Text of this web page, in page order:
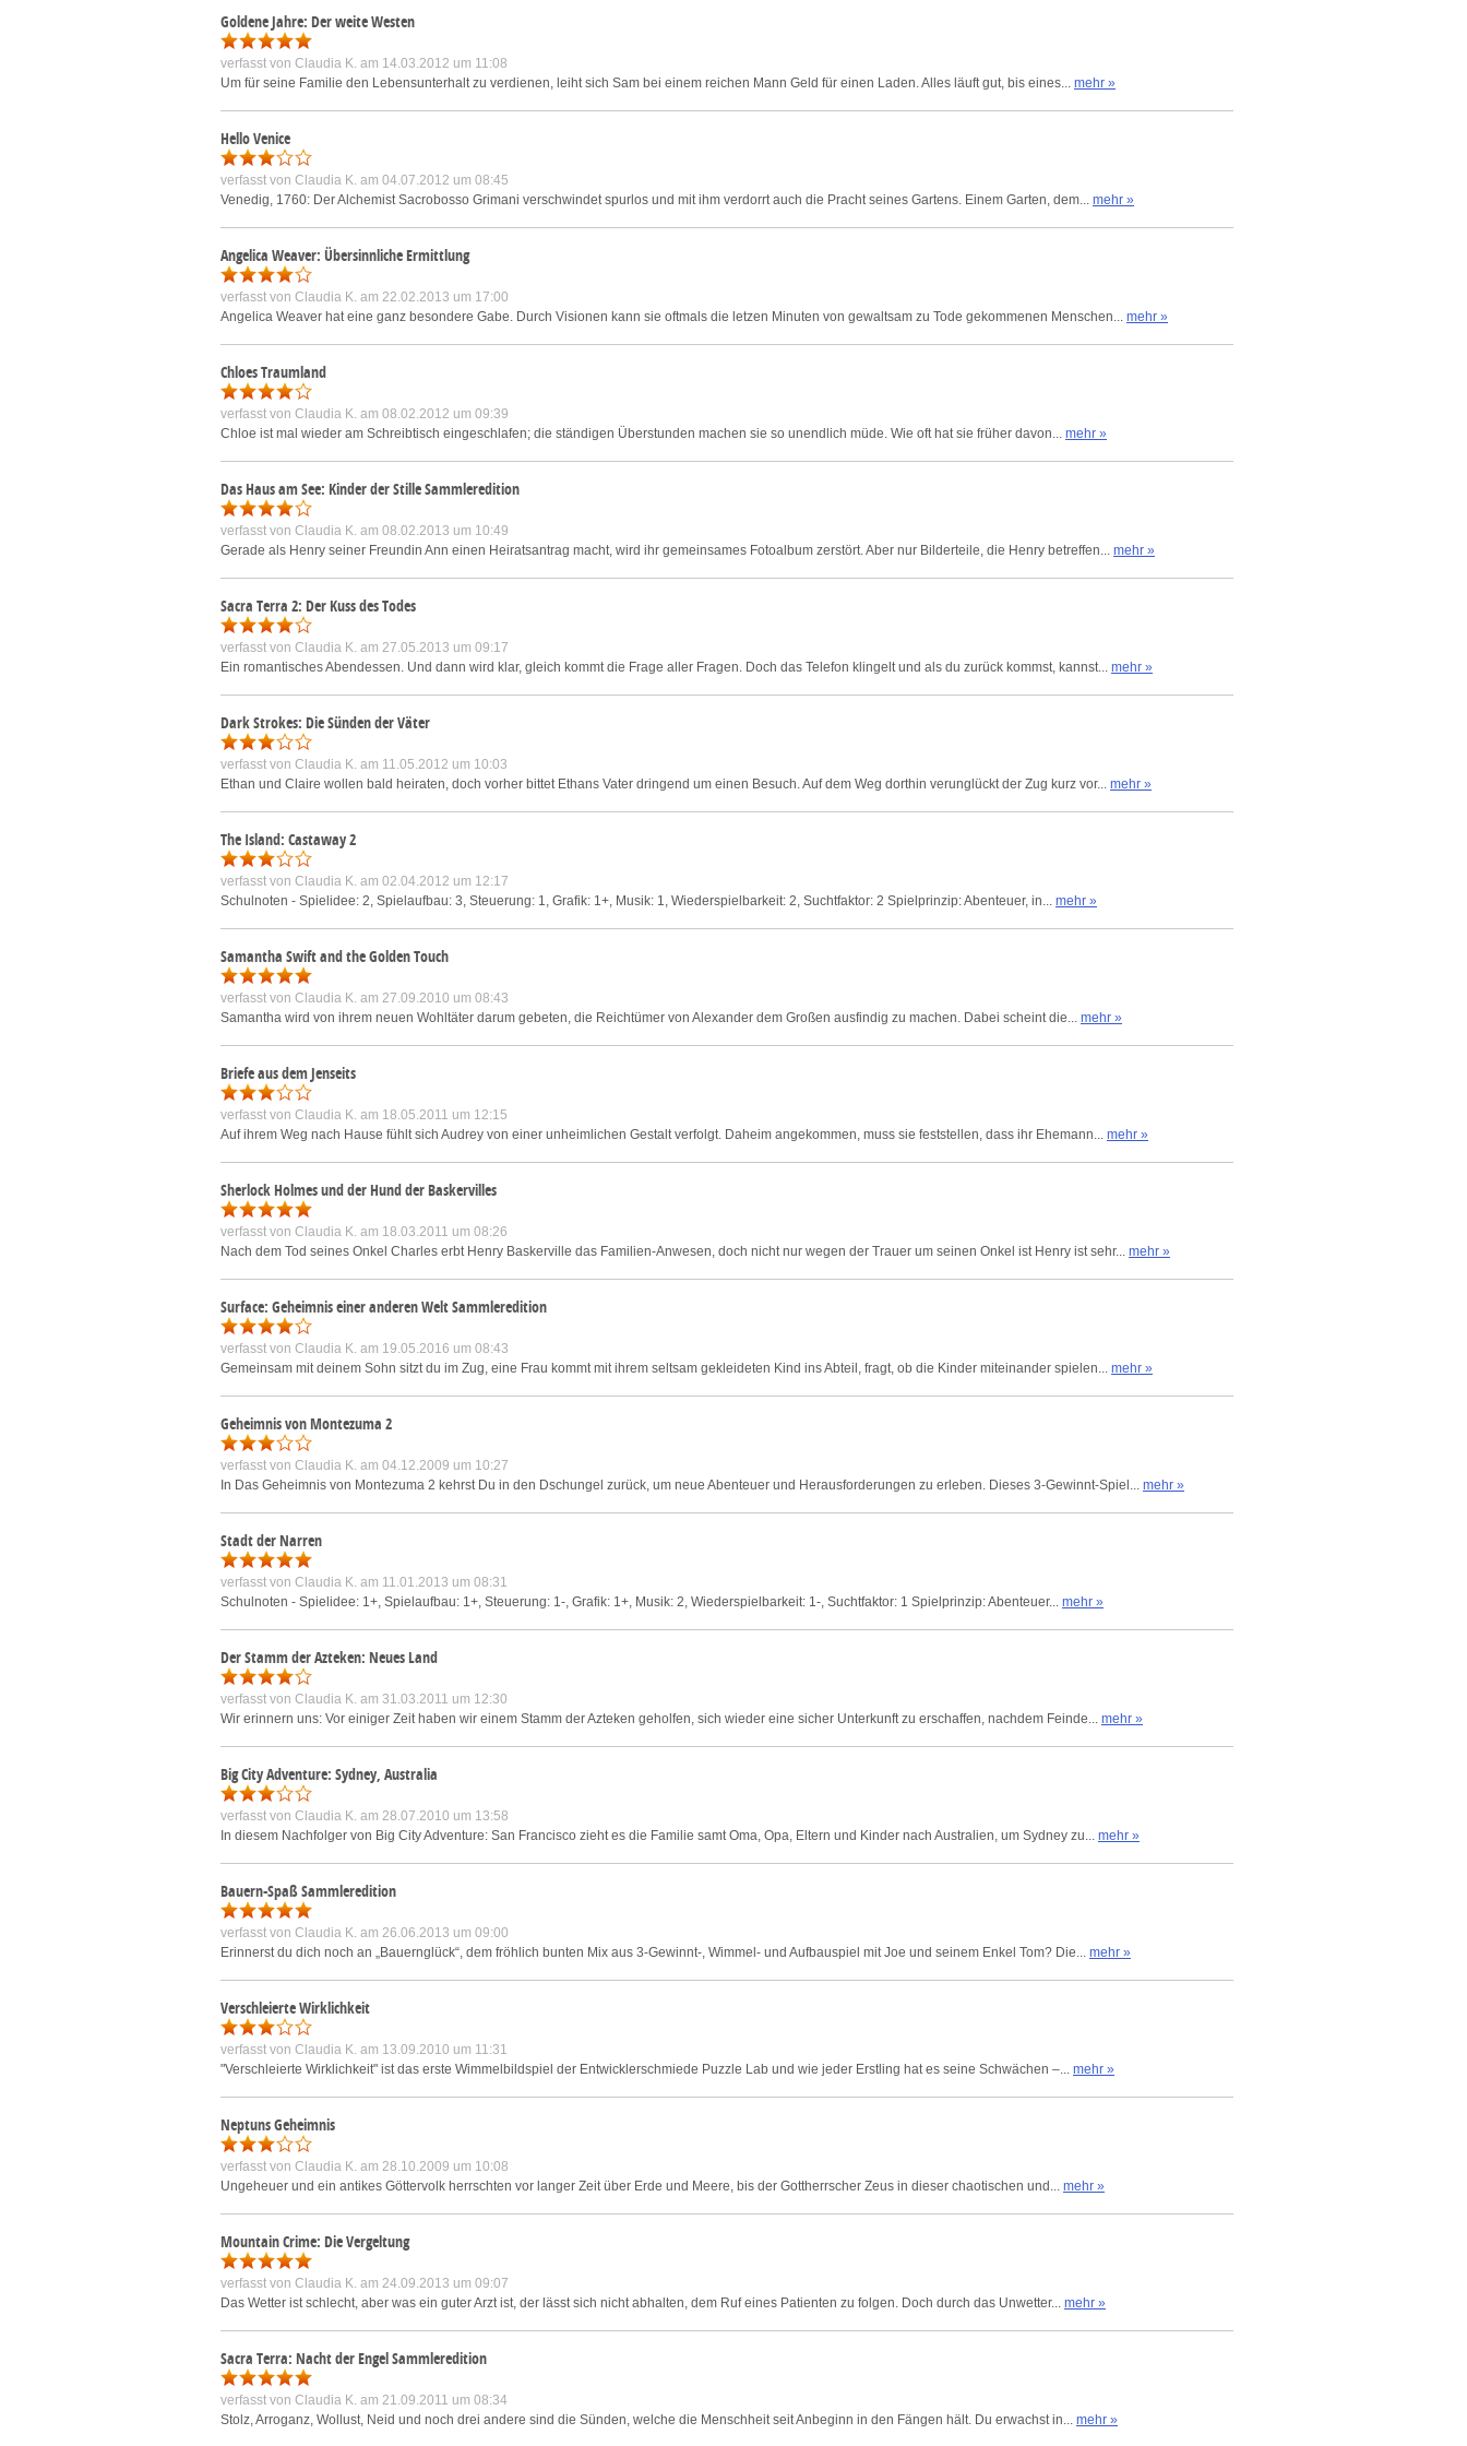
Goldene Jahre: Der weite Westen
verfasst von Claudia K. am 14.03.2012 um 11:08
Um für seine Familie den Lebensunterhalt zu verdienen, leiht sich Sam bei einem reichen Mann Geld für einen Laden. Alles läuft gut, bis eines... mehr »
Hello Venice
verfasst von Claudia K. am 04.07.2012 um 08:45
Venedig, 1760: Der Alchemist Sacrobosso Grimani verschwindet spurlos und mit ihm verdorrt auch die Pracht seines Gartens. Einem Garten, dem... mehr »
Angelica Weaver: Übersinnliche Ermittlung
verfasst von Claudia K. am 22.02.2013 um 17:00
Angelica Weaver hat eine ganz besondere Gabe. Durch Visionen kann sie oftmals die letzen Minuten von gewaltsam zu Tode gekommenen Menschen... mehr »
Chloes Traumland
verfasst von Claudia K. am 08.02.2012 um 09:39
Chloe ist mal wieder am Schreibtisch eingeschlafen; die ständigen Überstunden machen sie so unendlich müde. Wie oft hat sie früher davon... mehr »
Das Haus am See: Kinder der Stille Sammleredition
verfasst von Claudia K. am 08.02.2013 um 10:49
Gerade als Henry seiner Freundin Ann einen Heiratsantrag macht, wird ihr gemeinsames Fotoalbum zerstört. Aber nur Bilderteile, die Henry betreffen... mehr »
Sacra Terra 2: Der Kuss des Todes
verfasst von Claudia K. am 27.05.2013 um 09:17
Ein romantisches Abendessen. Und dann wird klar, gleich kommt die Frage aller Fragen. Doch das Telefon klingelt und als du zurück kommst, kannst... mehr »
Dark Strokes: Die Sünden der Väter
verfasst von Claudia K. am 11.05.2012 um 10:03
Ethan und Claire wollen bald heiraten, doch vorher bittet Ethans Vater dringend um einen Besuch. Auf dem Weg dorthin verunglückt der Zug kurz vor... mehr »
The Island: Castaway 2
verfasst von Claudia K. am 02.04.2012 um 12:17
Schulnoten - Spielidee: 2, Spielaufbau: 3, Steuerung: 1, Grafik: 1+, Musik: 1, Wiederspielbarkeit: 2, Suchtfaktor: 2 Spielprinzip: Abenteuer, in... mehr »
Samantha Swift and the Golden Touch
verfasst von Claudia K. am 27.09.2010 um 08:43
Samantha wird von ihrem neuen Wohltäter darum gebeten, die Reichtümer von Alexander dem Großen ausfindig zu machen. Dabei scheint die... mehr »
Briefe aus dem Jenseits
verfasst von Claudia K. am 18.05.2011 um 12:15
Auf ihrem Weg nach Hause fühlt sich Audrey von einer unheimlichen Gestalt verfolgt. Daheim angekommen, muss sie feststellen, dass ihr Ehemann... mehr »
Sherlock Holmes und der Hund der Baskervilles
verfasst von Claudia K. am 18.03.2011 um 08:26
Nach dem Tod seines Onkel Charles erbt Henry Baskerville das Familien-Anwesen, doch nicht nur wegen der Trauer um seinen Onkel ist Henry ist sehr... mehr »
Surface: Geheimnis einer anderen Welt Sammleredition
verfasst von Claudia K. am 19.05.2016 um 08:43
Gemeinsam mit deinem Sohn sitzt du im Zug, eine Frau kommt mit ihrem seltsam gekleideten Kind ins Abteil, fragt, ob die Kinder miteinander spielen... mehr »
Geheimnis von Montezuma 2
verfasst von Claudia K. am 04.12.2009 um 10:27
In Das Geheimnis von Montezuma 2 kehrst Du in den Dschungel zurück, um neue Abenteuer und Herausforderungen zu erleben. Dieses 3-Gewinnt-Spiel... mehr »
Stadt der Narren
verfasst von Claudia K. am 11.01.2013 um 08:31
Schulnoten - Spielidee: 1+, Spielaufbau: 1+, Steuerung: 1-, Grafik: 1+, Musik: 2, Wiederspielbarkeit: 1-, Suchtfaktor: 1 Spielprinzip: Abenteuer... mehr »
Der Stamm der Azteken: Neues Land
verfasst von Claudia K. am 31.03.2011 um 12:30
Wir erinnern uns: Vor einiger Zeit haben wir einem Stamm der Azteken geholfen, sich wieder eine sicher Unterkunft zu erschaffen, nachdem Feinde... mehr »
Big City Adventure: Sydney, Australia
verfasst von Claudia K. am 28.07.2010 um 13:58
In diesem Nachfolger von Big City Adventure: San Francisco zieht es die Familie samt Oma, Opa, Eltern und Kinder nach Australien, um Sydney zu... mehr »
Bauern-Spaß Sammleredition
verfasst von Claudia K. am 26.06.2013 um 09:00
Erinnerst du dich noch an „Bauernglück“, dem fröhlich bunten Mix aus 3-Gewinnt-, Wimmel- und Aufbauspiel mit Joe und seinem Enkel Tom? Die... mehr »
Verschleierte Wirklichkeit
verfasst von Claudia K. am 13.09.2010 um 11:31
"Verschleierte Wirklichkeit" ist das erste Wimmelbildspiel der Entwicklerschmiede Puzzle Lab und wie jeder Erstling hat es seine Schwächen –... mehr »
Neptuns Geheimnis
verfasst von Claudia K. am 28.10.2009 um 10:08
Ungeheuer und ein antikes Göttervolk herrschten vor langer Zeit über Erde und Meere, bis der Gottherrscher Zeus in dieser chaotischen und... mehr »
Mountain Crime: Die Vergeltung
verfasst von Claudia K. am 24.09.2013 um 09:07
Das Wetter ist schlecht, aber was ein guter Arzt ist, der lässt sich nicht abhalten, dem Ruf eines Patienten zu folgen. Doch durch das Unwetter... mehr »
Sacra Terra: Nacht der Engel Sammleredition
verfasst von Claudia K. am 21.09.2011 um 08:34
Stolz, Arroganz, Wollust, Neid und noch drei andere sind die Sünden, welche die Menschheit seit Anbeginn in den Fängen hält. Du erwachst in... mehr »